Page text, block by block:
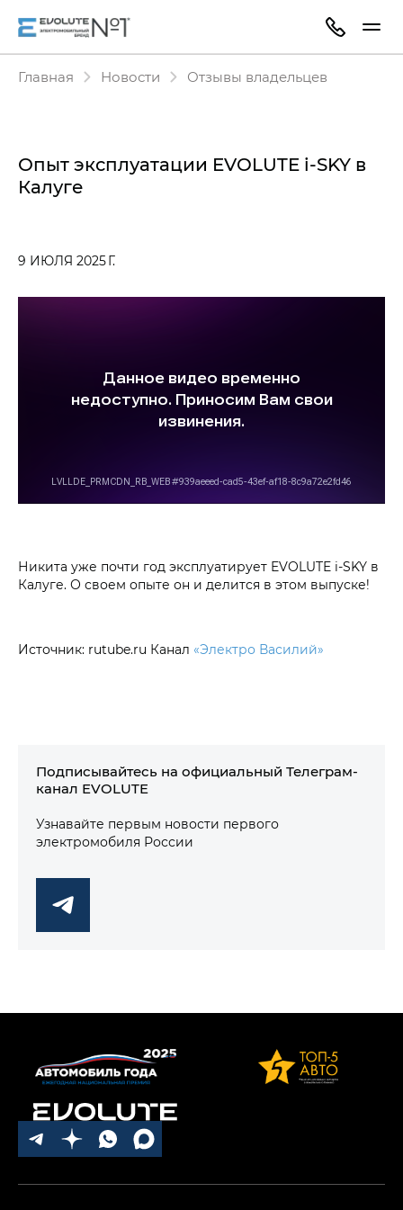
Главная Новости Отзывы владельцев
Опыт эксплуатации EVOLUTE i‑SKY в
Калуге
9 ИЮЛЯ 2025 Г.
Никита уже почти год эксплуатирует EVOLUTE i‑SKY в
Калуге. О своем опыте он и делится в этом выпуске!
Источник: rutube.ru Канал «Электро Василий»
Подписывайтесь на официальный Телеграм-
канал EVOLUTE
Узнавайте первым новости первого
электромобиля России